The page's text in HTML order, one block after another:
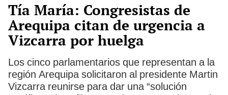
Tía María: Congresistas de
Arequipa citan de urgencia a
Vizcarra por huelga
Los cinco parlamentarios que representan a la
región Arequipa solicitaron al presidente Martin
Vizcarra reunirse para dar una “solución